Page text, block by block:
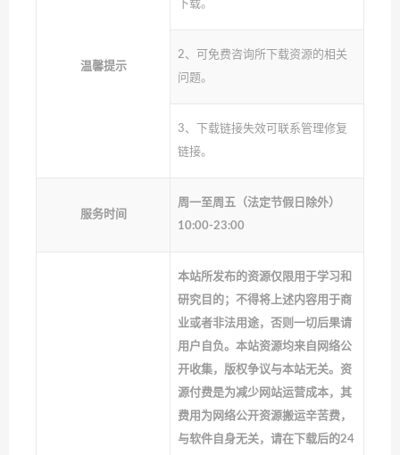
温馨提示
下载。
2、可免费咨询所下载资源的相关
问题。
3、下载链接失效可联系管理修复
链接。
服务时间
周一至周五（法定节假日除外）
10:00-23:00
本站所发布的资源仅限用于学习和
研究目的；不得将上述内容用于商
业或者非法用途，否则一切后果请
用户自负。本站资源均来自网络公
开收集，版权争议与本站无关。资
源付费是为减少网站运营成本，其
费用为网络公开资源搬运辛苦费，
与软件自身无关，请在下载后的24